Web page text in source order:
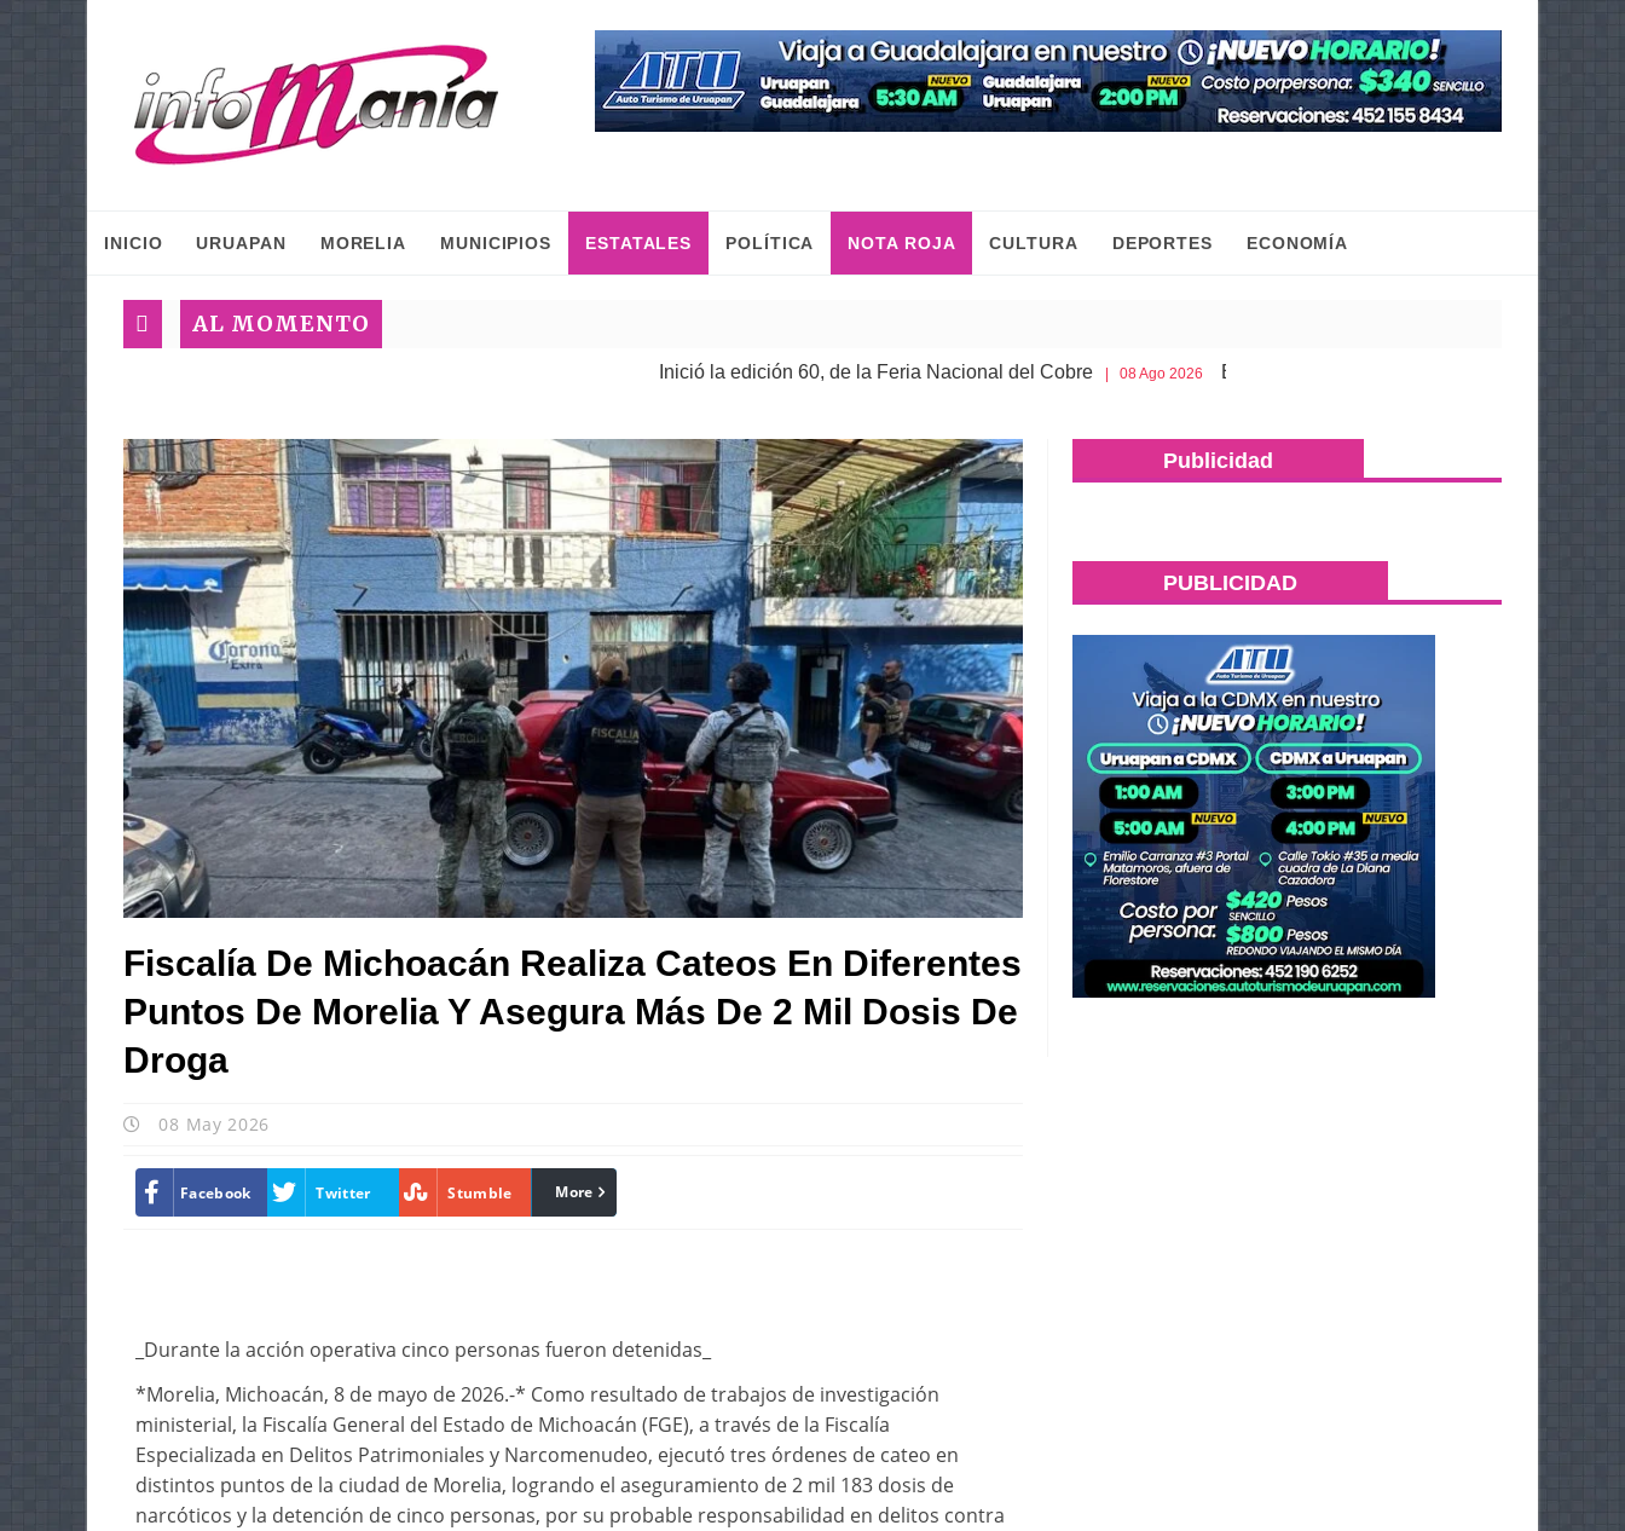
INICIO URUAPAN MORELIA MUNICIPIOS ESTATALES POLÍTICA NOTA ROJA CULTURA DEPORTES ECONOMÍA
AL MOMENTO
Inició la edición 60, de la Feria Nacional del Cobre | 08 Ago 2026 Esto es lo que debes llevar en la cajuela para viajar
Fiscalía De Michoacán Realiza Cateos En Diferentes
Puntos De Morelia Y Asegura Más De 2 Mil Dosis De
Droga
08 May 2026
Facebook Twitter Stumble linkedin
More
_Durante la acción operativa cinco personas fueron detenidas_
*Morelia, Michoacán, 8 de mayo de 2026.-* Como resultado de trabajos de investigación
ministerial, la Fiscalía General del Estado de Michoacán (FGE), a través de la Fiscalía
Especializada en Delitos Patrimoniales y Narcomenudeo, ejecutó tres órdenes de cateo en
distintos puntos de la ciudad de Morelia, logrando el aseguramiento de 2 mil 183 dosis de
narcóticos y la detención de cinco personas, por su probable responsabilidad en delitos contra
Publicidad
PUBLICIDAD